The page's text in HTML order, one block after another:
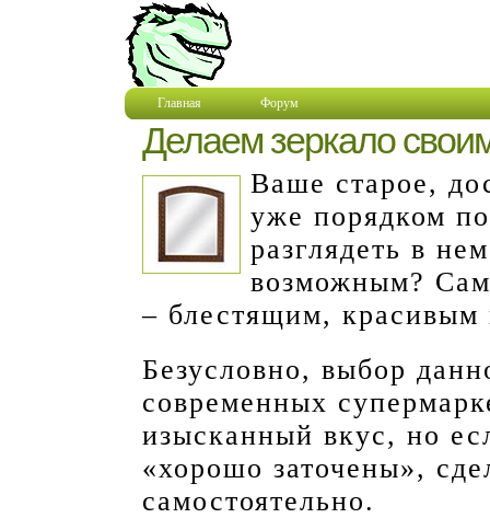
Главная Форум
Делаем зеркало
Ваше старое,
уже порядком
разглядеть в
возможным?
– блестящим,
Безусловно, выбор
современных
изысканный вкус, но
«хорошо заточены»,
самостоятельно.